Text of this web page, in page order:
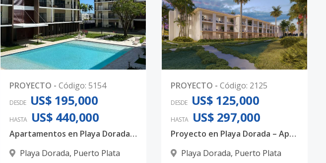
PROYECTO - Código: 5154
DESDE US$ 195,000
HASTA US$ 440,000
Apartamentos en Playa Dorada- Listos y en Planos
Playa Dorada, Puerto Plata
PROYECTO - Código: 2125
DESDE US$ 125,000
HASTA US$ 297,000
Proyecto en Playa Dorada – Apartamentos de 1 y 2 habitaciones frente al mar
Playa Dorada, Puerto Plata